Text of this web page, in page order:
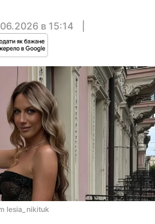
в 15:14
lesia_nikituk